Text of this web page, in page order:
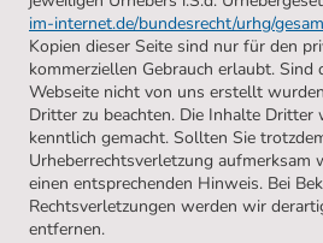
im-internet.de/bundesrecht/urhg/
Kopien dieser Seite sind nur für den
kommerziellen Gebrauch erlaubt.
Webseite nicht von uns erstellt
Dritter zu beachten. Die Inhalte Dritter
kenntlich gemacht. Sollten Sie
Urheberrechtsverletzung aufmerksam
einen entsprechenden Hinweis. Bei
Rechtsverletzungen werden wir
entfernen.